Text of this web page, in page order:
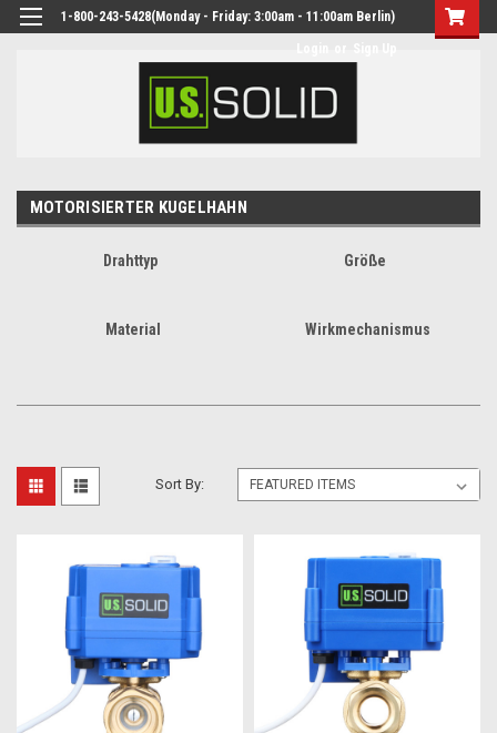
1-800-243-5428(Monday - Friday: 3:00am - 11:00am Berlin)
MOTORISIERTER KUGELHAHN
Drahttyp Größe
Material Wirkmechanismus
Sort By: